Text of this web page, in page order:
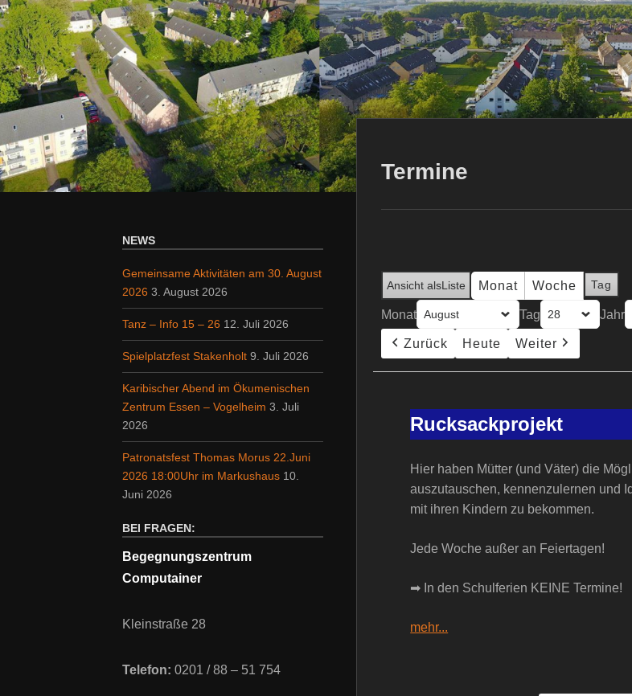
Termine
Ansicht alsListe Monat Woche Tag
Monat Tag Jahr
Zurück Heute Weiter
Rucksackprojekt
Hier haben Mütter (und Väter) die
auszutauschen, kennenzulernen und
mit ihren Kindern zu bekommen.
Jede Woche außer an Feiertagen!
➡ In den Schulferien KEINE Termine!
mehr...
NEWS
Gemeinsame Aktivitäten am 30. August
2026 3. August 2026
Tanz – Info 15 – 26 12. Juli 2026
Spielplatzfest Stakenholt 9. Juli 2026
Karibischer Abend im Ökumenischen
Zentrum Essen – Vogelheim 3. Juli
2026
Patronatsfest Thomas Morus 22.Juni
2026 18:00Uhr im Markushaus 10.
Juni 2026
BEI FRAGEN:
Begegnungszentrum
Computainer
Kleinstraße 28
Telefon: 0201 / 88 – 51 754